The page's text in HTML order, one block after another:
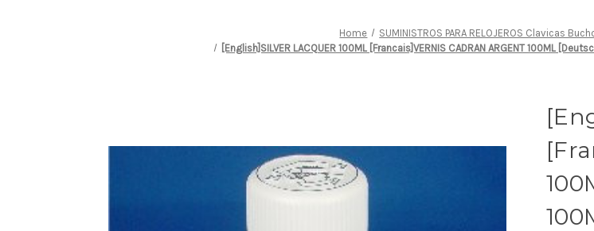
Home SUMINISTROS PARA RELOJEROS Clavicas
[English]SILVER LACQUER 100ML [Francais]VERNIS CADRAN ARGENT 100ML